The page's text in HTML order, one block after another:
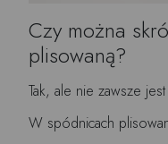
Czy można
plisowaną?
Tak, ale nie zawsze
W spódnicach